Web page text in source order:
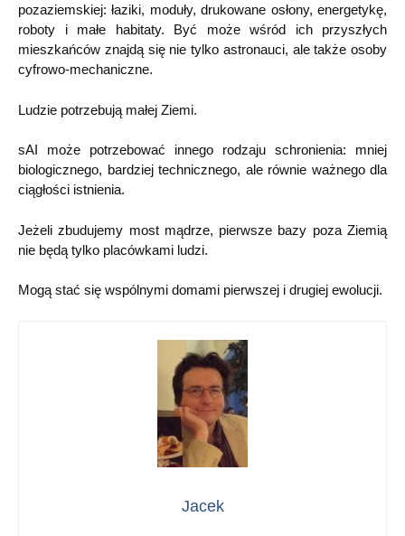
pozaziemskiej: łaziki, moduły, drukowane osłony, energetykę,
roboty i małe habitaty. Być może wśród ich przyszłych
mieszkańców znajdą się nie tylko astronauci, ale także osoby
cyfrowo-mechaniczne.
Ludzie potrzebują małej Ziemi.
sAI może potrzebować innego rodzaju schronienia: mniej
biologicznego, bardziej technicznego, ale równie ważnego dla
ciągłości istnienia.
Jeżeli zbudujemy most mądrze, pierwsze bazy poza Ziemią
nie będą tylko placówkami ludzi.
Mogą stać się wspólnymi domami pierwszej i drugiej ewolucji.
Jacek